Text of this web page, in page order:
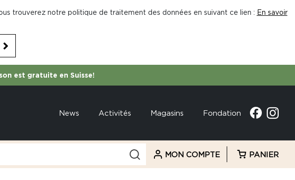
trouverez notre politique de traitement des données en suivant ce lien : En savoir
est gratuite en Suisse!
News Activités Magasins Fondation
MON COMPTE PANIER